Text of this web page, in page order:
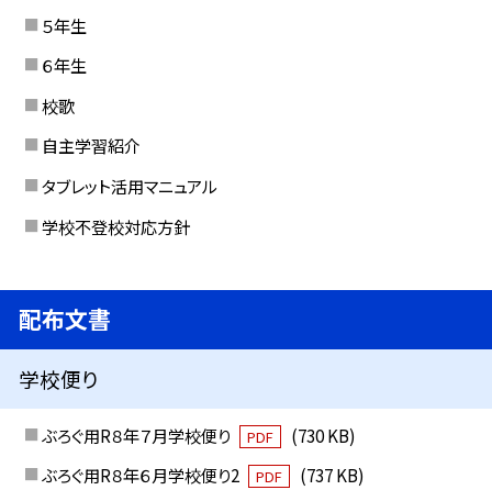
５年生
６年生
校歌
自主学習紹介
タブレット活用マニュアル
学校不登校対応方針
配布文書
学校便り
ぶろぐ用R８年７月学校便り PDF
(730 KB)
ぶろぐ用R８年６月学校便り2
PDF (737 KB)